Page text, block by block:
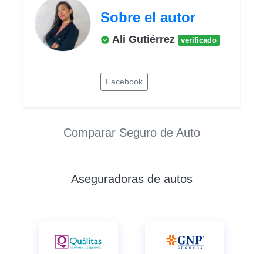
Sobre el autor
Ali Gutiérrez verificado
Facebook
Comparar Seguro de Auto
Aseguradoras de autos